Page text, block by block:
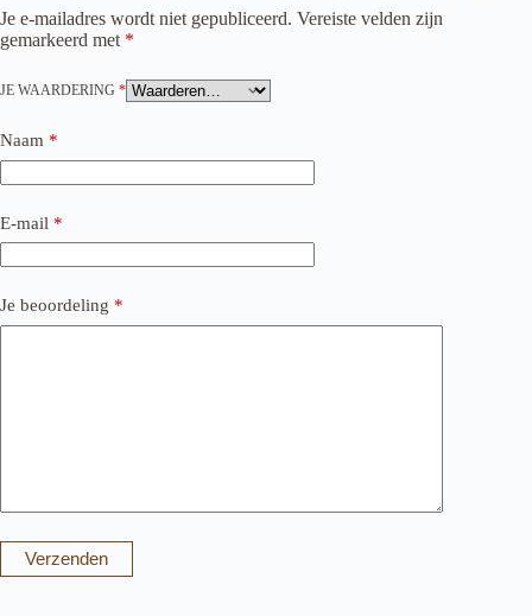
Je e-mailadres wordt niet gepubliceerd. Vereiste velden zijn
gemarkeerd met *
JE WAARDERING *
Naam *
E-mail *
Je beoordeling *
Verzenden